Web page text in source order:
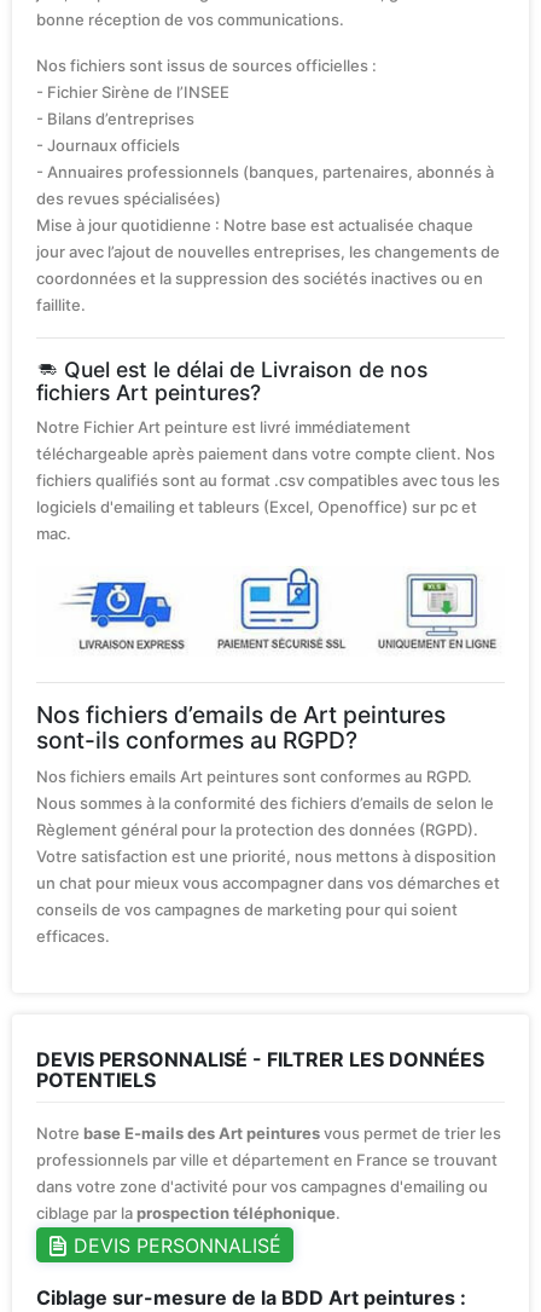
bonne réception de vos communications.
Nos fichiers sont issus de sources officielles :
- Fichier Sirène de l’INSEE
- Bilans d’entreprises
- Journaux officiels
- Annuaires professionnels (banques, partenaires, abonnés à
des revues spécialisées)
Mise à jour quotidienne : Notre base est actualisée chaque
jour avec l’ajout de nouvelles entreprises, les changements de
coordonnées et la suppression des sociétés inactives ou en
faillite.
Quel est le délai de Livraison de nos
fichiers Art peintures?
Notre Fichier Art peinture est livré immédiatement
téléchargeable après paiement dans votre compte client. Nos
fichiers qualifiés sont au format .csv compatibles avec tous les
logiciels d'emailing et tableurs (Excel, Openoffice) sur pc et
mac.
Nos fichiers d’emails de Art peintures
sont-ils conformes au RGPD?
Nos fichiers emails Art peintures sont conformes au RGPD.
Nous sommes à la conformité des fichiers d’emails de selon le
Règlement général pour la protection des données (RGPD).
Votre satisfaction est une priorité, nous mettons à disposition
un chat pour mieux vous accompagner dans vos démarches et
conseils de vos campagnes de marketing pour qui soient
efficaces.
DEVIS PERSONNALISÉ - FILTRER LES DONNÉES
POTENTIELS
Notre base E-mails des Art peinturesvous permet de trier les
professionnels par ville et département en France se trouvant
dans votre zone d'activité pour vos campagnes d'emailing ou
ciblage par laprospection téléphonique.
DEVIS PERSONNALISÉ
Ciblage sur-mesure de la BDD Art peintures :